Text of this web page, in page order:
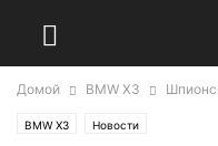
Домой BMW X3
BMW X3 Новости